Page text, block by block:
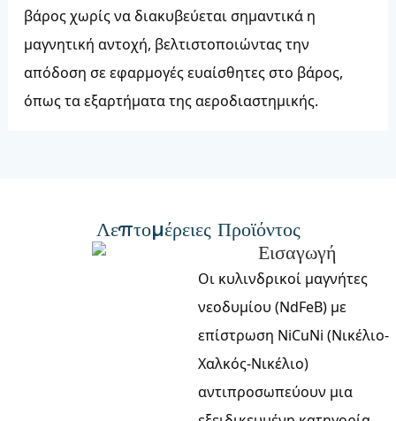
βάρος χωρίς να διακυβεύεται σημαντικά η
μαγνητική αντοχή, βελτιστοποιώντας την
απόδοση σε εφαρμογές ευαίσθητες στο βάρος,
όπως τα εξαρτήματα της αεροδιαστημικής.
Λεπτομέρειες Προϊόντος
Εισαγωγή
Οι κυλινδρικοί μαγνήτες
νεοδυμίου (NdFeB) με
επίστρωση NiCuNi (Νικέλιο-
Χαλκός-Νικέλιο)
αντιπροσωπεύουν μια